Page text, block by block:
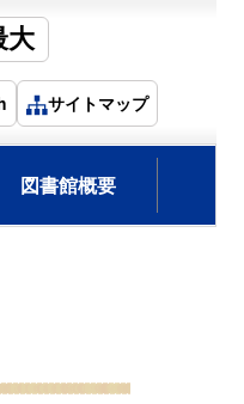
サイトマップ
図書館概要